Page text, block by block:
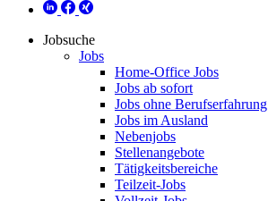
Jobsuche
Jobs
Home-Office Jobs
Jobs ab sofort
Jobs ohne Berufserfahrung
Jobs im Ausland
Nebenjobs
Stellenangebote
Tätigkeitsbereiche
Teilzeit-Jobs